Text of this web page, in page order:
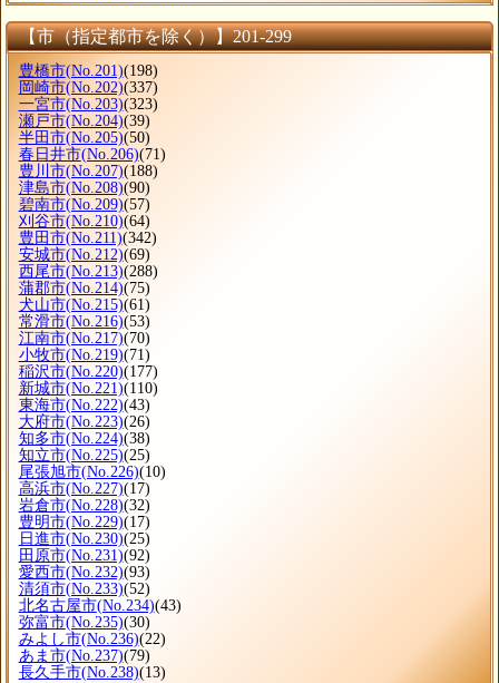
【市（指定都市を除く）】201-299
豊橋市(No.201)(198)
岡崎市(No.202)(337)
一宮市(No.203)(323)
瀬戸市(No.204)(39)
半田市(No.205)(50)
春日井市(No.206)(71)
豊川市(No.207)(188)
津島市(No.208)(90)
碧南市(No.209)(57)
刈谷市(No.210)(64)
豊田市(No.211)(342)
安城市(No.212)(69)
西尾市(No.213)(288)
蒲郡市(No.214)(75)
犬山市(No.215)(61)
常滑市(No.216)(53)
江南市(No.217)(70)
小牧市(No.219)(71)
稲沢市(No.220)(177)
新城市(No.221)(110)
東海市(No.222)(43)
大府市(No.223)(26)
知多市(No.224)(38)
知立市(No.225)(25)
尾張旭市(No.226)(10)
高浜市(No.227)(17)
岩倉市(No.228)(32)
豊明市(No.229)(17)
日進市(No.230)(25)
田原市(No.231)(92)
愛西市(No.232)(93)
清須市(No.233)(52)
北名古屋市(No.234)(43)
弥富市(No.235)(30)
みよし市(No.236)(22)
あま市(No.237)(79)
長久手市(No.238)(13)